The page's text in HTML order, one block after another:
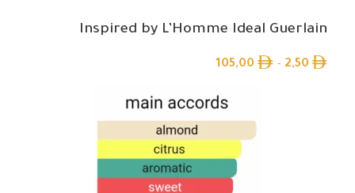
Inspired by L’Homme Ideal Guerlain
2,50
–
105,00